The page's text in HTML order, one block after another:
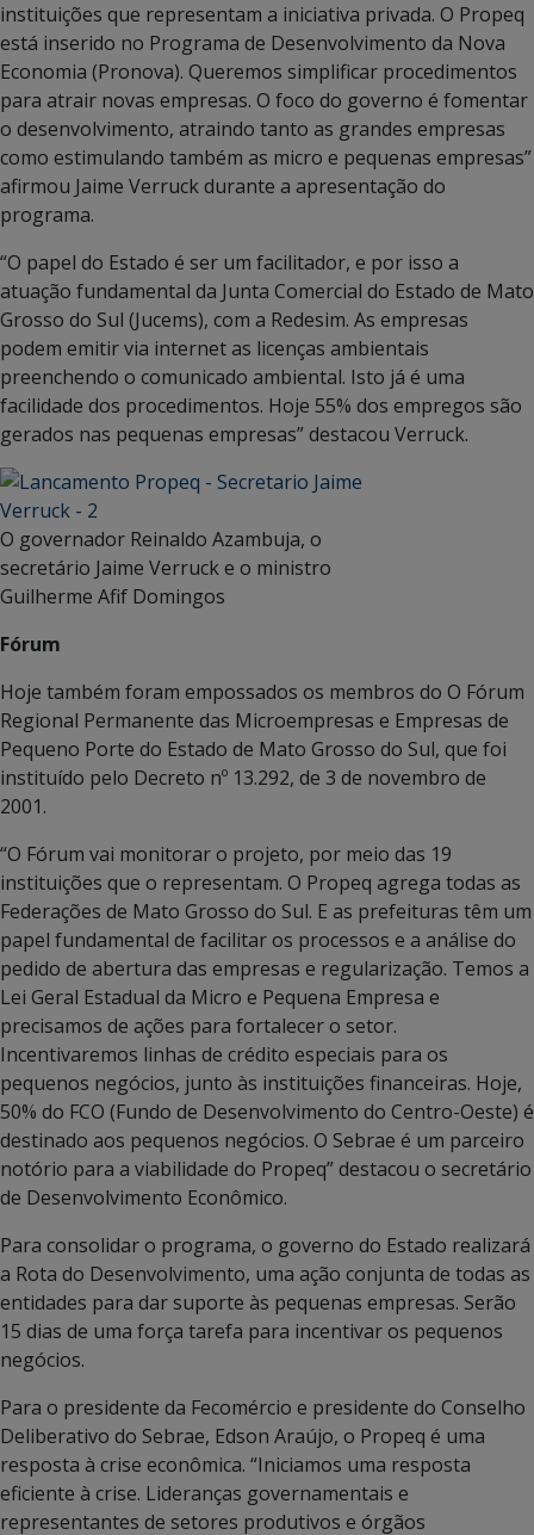
instituições que representam a iniciativa privada. O Propeq
está inserido no Programa de Desenvolvimento da Nova
Economia (Pronova). Queremos simplificar procedimentos
para atrair novas empresas. O foco do governo é fomentar
o desenvolvimento, atraindo tanto as grandes empresas
como estimulando também as micro e pequenas empresas”
afirmou Jaime Verruck durante a apresentação do
programa.
“O papel do Estado é ser um facilitador, e por isso a
atuação fundamental da Junta Comercial do Estado de Mato
Grosso do Sul (Jucems), com a Redesim. As empresas
podem emitir via internet as licenças ambientais
preenchendo o comunicado ambiental. Isto já é uma
facilidade dos procedimentos. Hoje 55% dos empregos são
gerados nas pequenas empresas” destacou Verruck.
O governador Reinaldo Azambuja, o
secretário Jaime Verruck e o ministro
Guilherme Afif Domingos
Fórum
Hoje também foram empossados os membros do O Fórum
Regional Permanente das Microempresas e Empresas de
Pequeno Porte do Estado de Mato Grosso do Sul, que foi
instituído pelo Decreto nº 13.292, de 3 de novembro de
2001.
“O Fórum vai monitorar o projeto, por meio das 19
instituições que o representam. O Propeq agrega todas as
Federações de Mato Grosso do Sul. E as prefeituras têm um
papel fundamental de facilitar os processos e a análise do
pedido de abertura das empresas e regularização. Temos a
Lei Geral Estadual da Micro e Pequena Empresa e
precisamos de ações para fortalecer o setor.
Incentivaremos linhas de crédito especiais para os
pequenos negócios, junto às instituições financeiras. Hoje,
50% do FCO (Fundo de Desenvolvimento do Centro-Oeste) é
destinado aos pequenos negócios. O Sebrae é um parceiro
notório para a viabilidade do Propeq” destacou o secretário
de Desenvolvimento Econômico.
Para consolidar o programa, o governo do Estado realizará
a Rota do Desenvolvimento, uma ação conjunta de todas as
entidades para dar suporte às pequenas empresas. Serão
15 dias de uma força tarefa para incentivar os pequenos
negócios.
Para o presidente da Fecomércio e presidente do Conselho
Deliberativo do Sebrae, Edson Araújo, o Propeq é uma
resposta à crise econômica. “Iniciamos uma resposta
eficiente à crise. Lideranças governamentais e
representantes de setores produtivos e órgãos